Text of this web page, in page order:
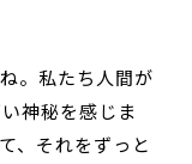
。私たち人間が
神秘を感じま
、それをずっと